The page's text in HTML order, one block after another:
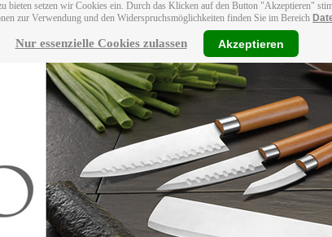
bieten setzen wir Cookies ein. Durch das Klicken auf den Button "Akzeptieren"
zur Verwendung und den Widerspruchsmöglichkeiten finden Sie im Bereich
Nur essenzielle Cookies zulassen Akzeptieren